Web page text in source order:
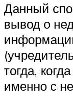
Данный
вывод о
тогда,
именно с